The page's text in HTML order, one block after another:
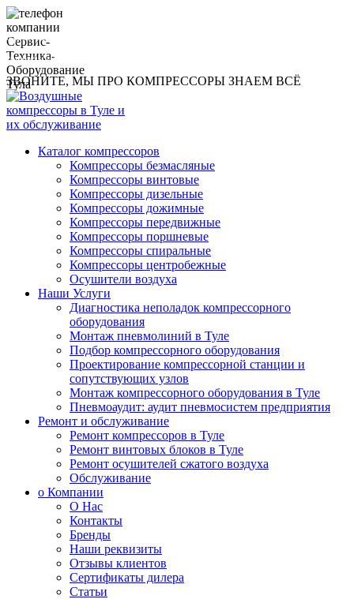
8 (960) 593-1219
compressor@toolsmachines.ru
ЗВОНИТЕ, МЫ ПРО КОМПРЕССОРЫ ЗНАЕМ ВСЁ
Каталог компрессоров
Компрессоры безмасляные
Компрессоры винтовые
Компрессоры дизельные
Компрессоры дожимные
Компрессоры передвижные
Компрессоры поршневые
Компрессоры спиральные
Компрессоры центробежные
Осушители воздуха
Наши Услуги
Диагностика неполадок компрессорного
оборудования
Монтаж пневмолиний в Туле
Подбор компрессорного оборудования
Проектирование компрессорной станции и
сопутствующих узлов
Монтаж компрессорного оборудования в Туле
Пневмоаудит: аудит пневмосистем предприятия
Ремонт и обслуживание
Ремонт компрессоров в Туле
Ремонт винтовых блоков в Туле
Ремонт осушителей сжатого воздуха
Обслуживание
о Компании
О Нас
Контакты
Бренды
Наши реквизиты
Отзывы клиентов
Сертификаты дилера
Статьи